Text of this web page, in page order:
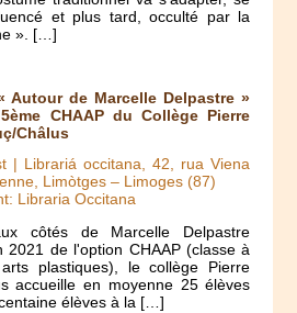
et plus tard, occulté par la
». […]
Autour de Marcelle Delpastre »
CHAAP du Collège Pierre
Châlus
| Librariá occitana, 42, rua Viena
Limòtges – Limoges (87)
Libraria Occitana
côtés de Marcelle Delpastre
2021 de l'option CHAAP (classe à
plastiques), le collège Pierre
accueille en moyenne 25 élèves
élèves à la […]